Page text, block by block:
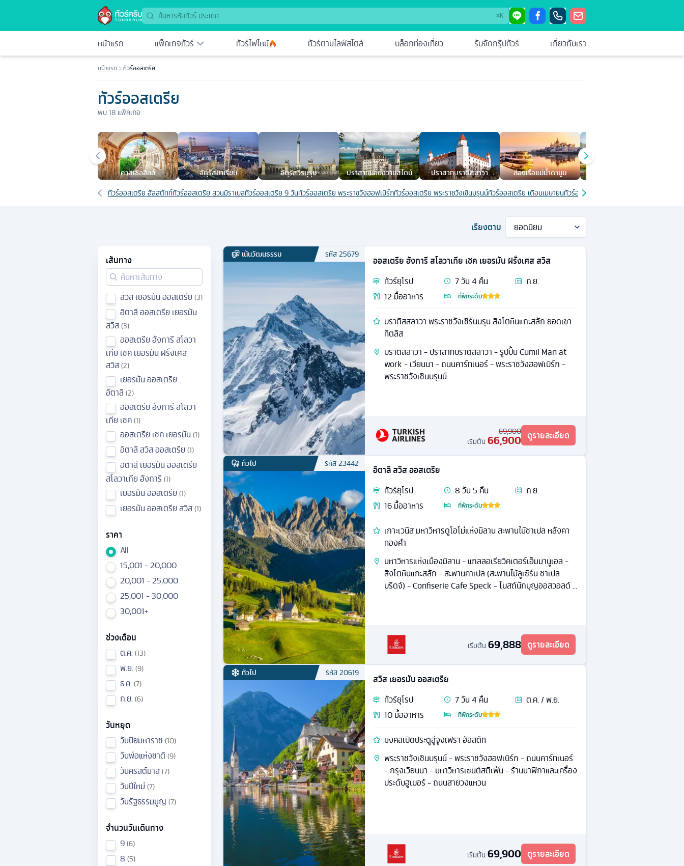
⌘K
หน้าแรก แพ็คเกจทัวร์ ทัวร์ไฟไหม้ ทัวร์ตามไลฟ์สไตล์ บล็อกท่องเที่ยว รับจัดกรุ๊ปทัวร์ เกี่ยวกับเรา
หน้าแรก ทัวร์ออสเตรีย
ทัวร์ออสเตรีย
พบ18 แพ็คเกจ
เมืองยอดนิยม
คาสเซิลฮิลล์ จัตุรัสมาเรียน จัตุรัสวีรบุรุษ ปราสาทนอยชวานสไตน์ ปราสาทบราติสลาวา ล่องเรือแม่น้ำดานูบ
เส้นทางที่เกี่ยวข้อง
ทัวร์ออสเตรีย ฮัลสตัทท์ทัวร์ออสเตรีย สวนมิราเบลทัวร์ออสเตรีย 9 วันทัวร์ออสเตรีย พระราชวังฮอฟเบิร์กทัวร์ออสเตรีย พระราชวังเชินบรุนน์ทัวร์ออสเตรีย เดือนเมษายนทัวร์ออสเตรีย 10 วัน
เรียงตาม
เส้นทาง
สวิส เยอรมัน ออสเตรีย 3
อิตาลี ออสเตรีย เยอรมัน
สวิส 3
ออสเตรีย ฮังการี สโลวา
เกีย เชค เยอรมัน ฝรั่งเศส
สวิส 2
เยอรมัน ออสเตรีย
อิตาลี 2
ออสเตรีย ฮังการี สโลวา
เกีย เชค 1
ออสเตรีย เชค เยอรมัน 1
อิตาลี สวิส ออสเตรีย 1
อิตาลี เยอรมัน ออสเตรีย
สโลวาเกีย ฮังการี 1
เยอรมัน ออสเตรีย 1
เยอรมัน ออสเตรีย สวิส 1
ราคา
All
15,001 - 20,000
20,001 - 25,000
25,001 - 30,000
30,001+
ช่วงเดือน
ต.ค. 13
พ.ย. 9
ธ.ค. 7
ก.ย. 6
วันหยุด
วันปิยมหาราช 10
วันพ่อแห่งชาติ 9
วันคริสต์มาส 7
วันปีใหม่ 7
วันรัฐธรรมนูญ 7
จำนวนวันเดินทาง
9 6
8 5
เน้นวัฒนธรรม รหัส25679
ออสเตรีย ฮังการี สโลวาเกีย เชค เยอรมัน ฝรั่งเศส สวิส
ทัวร์ยุโรป 7วัน4 คืน
ก.ย.
12 มื้ออาหาร ที่พักระดับ
บราติสสลาวา พระราชวังเชิร์นบรุน สิงโตหินแกะสลัก ยอดเขา
ทิตลิส
บราติสลาวา - ปราสาทบราติสลาวา - รูปปั้น Cumil Man at
work - เวียนนา - ถนนคาร์ทเนอร์ - พระราชวังฮอฟเบิร์ก -
พระราชวังเชินบรุนน์
69,900
เริ่มต้น 66,900 ดูรายละเอียด
ทั่วไป รหัส23442
อิตาลี สวิส ออสเตรีย
ทัวร์ยุโรป 8วัน5 คืน
ก.ย.
16มื้ออาหาร ที่พักระดับ
เกาะเวนิส มหาวิหารดูโอโม่แห่งมิลาน สะพานไม้ชาเปล หลังคา
ทองคำ
มหาวิหารแห่งเมืองมิลาน - แกลลอเรียวิคเตอร์เอ็มมานูเอล -
สิงโตหินแกะสลัก - สะพานคาเปล (สะพานไม้ลูเซิร์น ชาเปล
บริดจ์) - Confiserie Cafe Speck - โบสถ์นักบุญออสวอลด์ -
เริ่มต้น 69,888 ดูรายละเอียด
ทั่วไป รหัส20619
สวิส เยอรมัน ออสเตรีย
ทัวร์ยุโรป 7วัน4 คืน
ต.ค. / พ.ย.
10มื้ออาหาร ที่พักระดับ
มงคลเปิดประตูสู่จูงเฟรา ฮัลสตัท
พระราชวังเชินบรุนน์ - พระราชวังฮอฟเบิร์ก - ถนนคาร์ทเนอร์
- กรุงเวียนนา - มหาวิหารเซนต์สตีเฟ่น - ร้านนาฬิกาและเครื่อง
ประดับฮูเบอร์ - ถนนสายวงแหวน
เริ่มต้น 69,900 ดูรายละเอียด